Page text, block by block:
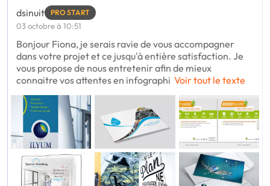
dsinuit PRO START
03 octobre à 10:51
Bonjour Fiona, je serais ravie de vous accompagner
dans votre projet et ce jusqu'à entière satisfaction. Je
vous propose de nous entretenir afin de mieux
connaitre vos attentes en infographi Voir tout le texte